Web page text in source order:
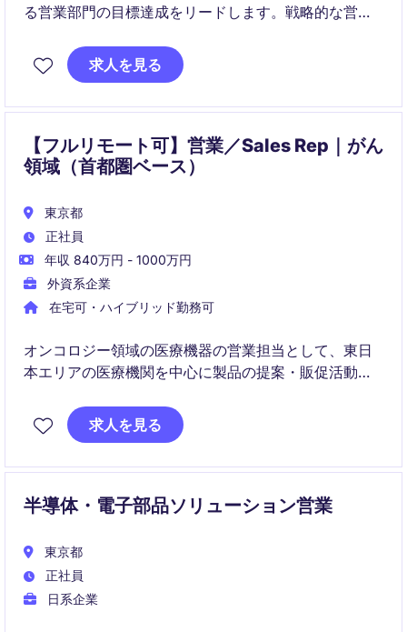
る営業部門の目標達成をリードします。戦略的な営業
していただきます。
求人を見る
【フルリモート可】営業／Sales Rep｜がん
領域（首都圏ベース）
東京都
正社員
年収 840万円 - 1000万円
外資系企業
在宅可・ハイブリッド勤務可
オンコロジー領域の医療機器の営業担当として、東日
本エリアの医療機関を中心に製品の提案・販促活動を
師との関係構築を通じて、製品価値の最大化に貢献す
る役割です。
求人を見る
半導体・電子部品ソリューション営業
東京都
正社員
日系企業